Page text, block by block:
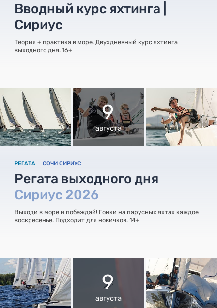
Вводный курс яхтинга |
Сириус
Теория + практика в море. Двухдневный курс яхтинга
выходного дня. 16+
9
августа
РЕГАТА СОЧИ СИРИУС
Регата выходного дня
Сириус 2026
Выходи в море и побеждай! Гонки на парусных яхтах каждое
воскресенье. Подходит для новичков. 14+
9
августа